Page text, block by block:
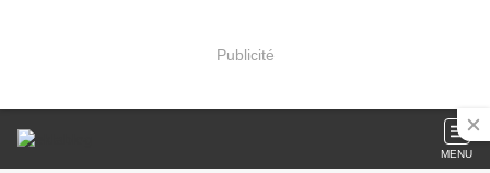
Publicité
MENU